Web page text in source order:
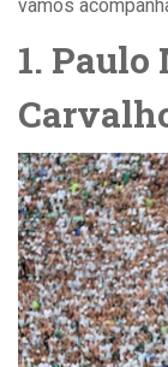
vamos
1. Paulo